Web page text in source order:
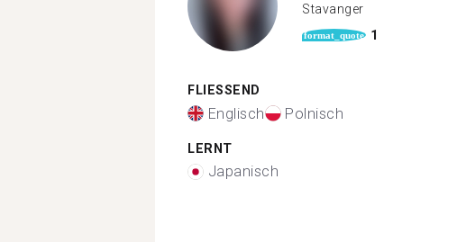
Stavanger
format_quote 1
FLIESSEND
Englisch Polnisch
LERNT
Japanisch